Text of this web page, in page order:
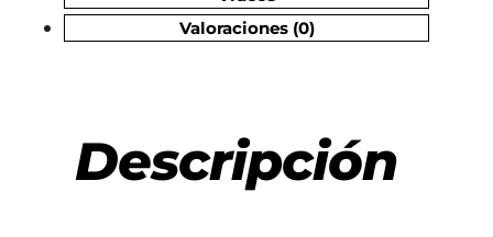
Valoraciones (0)
Descripción